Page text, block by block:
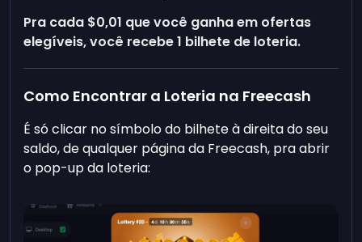
Pra cada $0,01 que você ganha em ofertas
elegíveis, você recebe 1 bilhete de loteria.
Como Encontrar a Loteria na Freecash
É só clicar no símbolo do bilhete à direita do seu
saldo, de qualquer página da Freecash, pra abrir
o pop-up da loteria: